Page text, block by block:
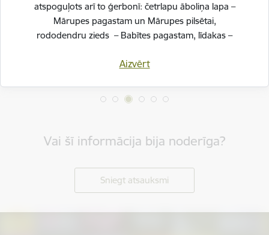
atspoguļots arī to ģerbonī: četrlapu āboliņa lapa –
Mārupes pagastam un Mārupes pilsētai,
rododendru zieds – Babītes pagastam, līdakas –
simbolus vienotā, stilizētā vizuālā rakstā – kā stāstu
par mums pašiem. Mēs esam dažādi, bet kopā
SVĒTKU PROGRAMMA
Aizvērt
Vai šī informācija bija noderīga?
Sniegt atsauksmi